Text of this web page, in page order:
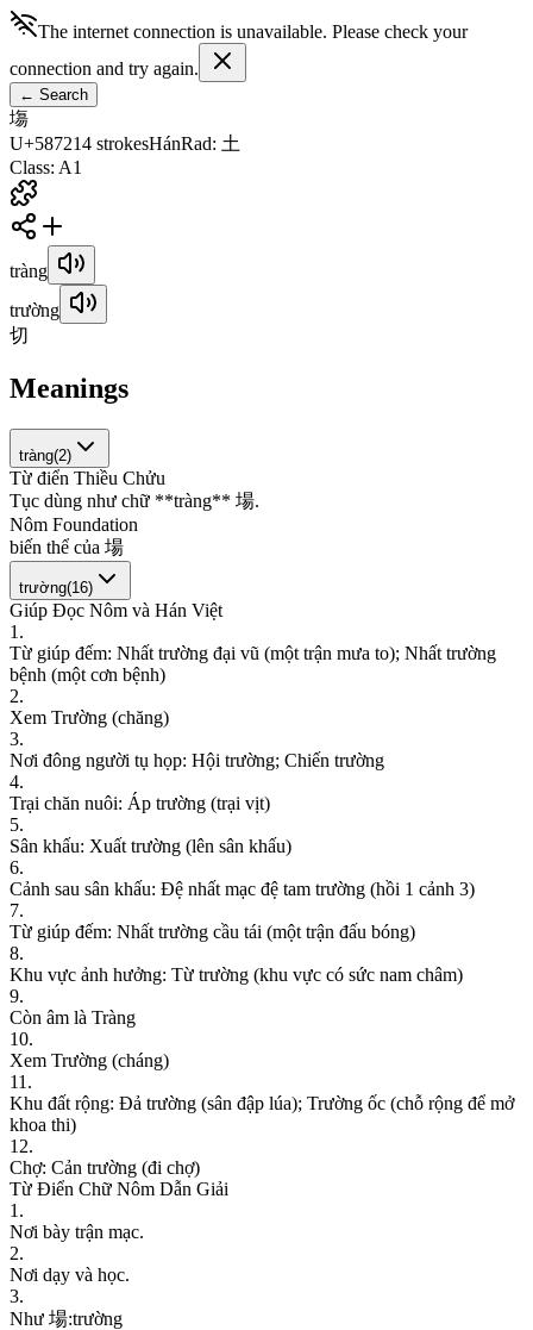
The internet connection is unavailable. Please check your
connection and try again.
← Search
塲
U+587214 strokesHánRad: 土
Class: A1
tràng
trường
切
Meanings
tràng(2)
Từ điển Thiều Chửu
Tục dùng như chữ **tràng** 場.
Nôm Foundation
biến thể của 場
trường(16)
Giúp Đọc Nôm và Hán Việt
1 .
Từ giúp đếm: Nhất trường đại vũ (một trận mưa to); Nhất trường
bệnh (một cơn bệnh)
2.
Xem Trường (chăng)
3.
Nơi đông người tụ họp: Hội trường; Chiến trường
4.
Trại chăn nuôi: Áp trường (trại vịt)
5.
Sân khấu: Xuất trường (lên sân khấu)
6.
Cảnh sau sân khấu: Đệ nhất mạc đệ tam trường (hồi 1 cảnh 3)
7.
Từ giúp đếm: Nhất trường cầu tái (một trận đấu bóng)
8.
Khu vực ảnh hưởng: Từ trường (khu vực có sức nam châm)
9.
Còn âm là Tràng
10.
Xem Trường (cháng)
11 .
Khu đất rộng: Đả trường (sân đập lúa); Trường ốc (chỗ rộng để mở
khoa thi)
12.
Chợ: Cản trường (đi chợ)
Từ Điển Chữ Nôm Dẫn Giải
1 .
Nơi bày trận mạc.
2.
Nơi dạy và học.
3.
Như 場:trường